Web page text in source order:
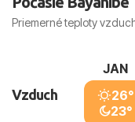
Priemerné teploty
Vzduch
JAN
26°
23°